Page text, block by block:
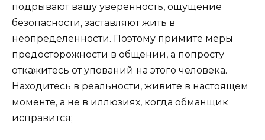
подрывают вашу уверенность, ощущение
безопасности, заставляют жить в
неопределенности. Поэтому примите меры
предосторожности в общении, а попросту
откажитесь от упований на этого человека.
Находитесь в реальности, живите в настоящем
моменте, а не в иллюзиях, когда обманщик
исправится;